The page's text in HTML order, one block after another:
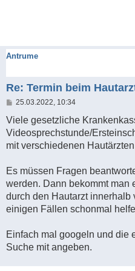
Antrume
Re: Termin beim
B
i
t
r
a
25.03.2022, 10:34
Viele gesetzliche
Videosprechstunde/
mit verschiedenen
Es müssen Fragen
werden. Dann bekommt man
durch den Hautarzt innerhalb
einigen Fällen schonmal
Einfach mal googeln und die
Suche mit angeben.